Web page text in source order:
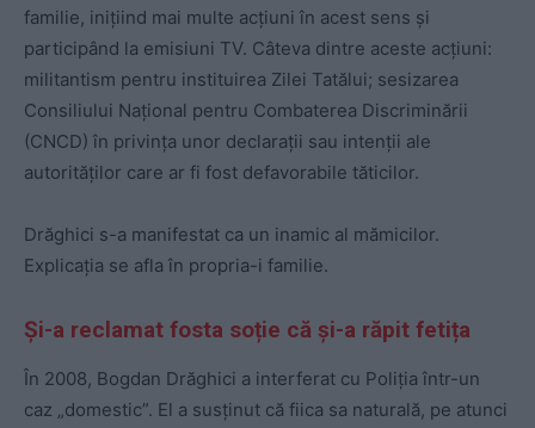
familie, inițiind mai multe acțiuni în acest sens și
participând la emisiuni TV. Câteva dintre aceste acțiuni:
militantism pentru instituirea Zilei Tatălui; sesizarea
Consiliului Național pentru Combaterea Discriminării
(CNCD) în privința unor declarații sau intenții ale
autorităților care ar fi fost defavorabile tăticilor.
Drăghici s-a manifestat ca un inamic al mămicilor.
Explicația se afla în propria-i familie.
Și-a reclamat fosta soție că și-a răpit fetița
În 2008, Bogdan Drăghici a interferat cu Poliția într-un
caz „domestic”. El a susținut că fiica sa naturală, pe atunci